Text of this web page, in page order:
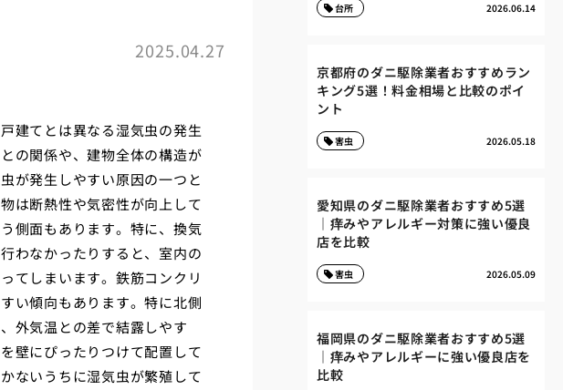
2025.04.27
建てとは異なる湿気虫の発生
の関係や、建物全体の構造が
が発生しやすい原因の一つと
は断熱性や気密性が向上して
側面もあります。特に、換気
わなかったりすると、室内の
てしまいます。鉄筋コンクリ
い傾向もあります。特に北側
外気温との差で結露しやす
壁にぴったりつけて配置して
ないうちに湿気虫が繁殖して
2026.06.14
台所
京都府のダニ駆除業者おすすめラン
キング5選！料金相場と比較のポイ
ント
2026.05.18
害虫
愛知県のダニ駆除業者おすすめ5選
｜痒みやアレルギー対策に強い優良
店を比較
2026.05.09
害虫
福岡県のダニ駆除業者おすすめ5選
｜痒みやアレルギーに強い優良店を
比較